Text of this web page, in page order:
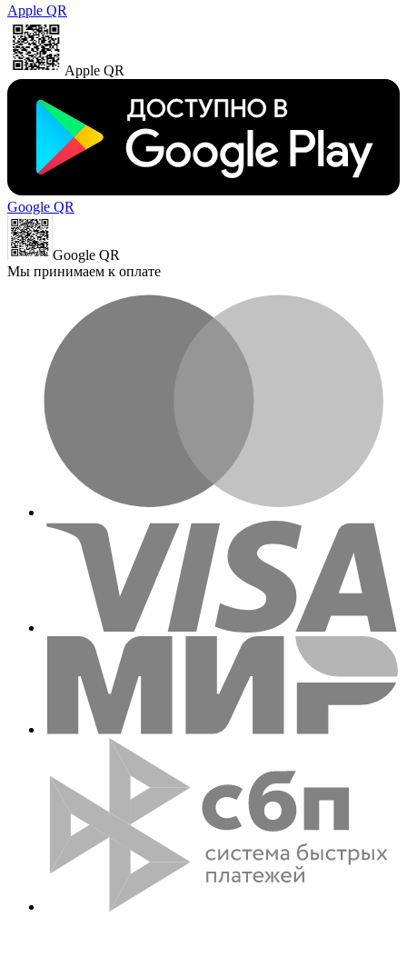
Apple QR
Apple QR
Google QR
Google QR
Мы принимаем к оплате